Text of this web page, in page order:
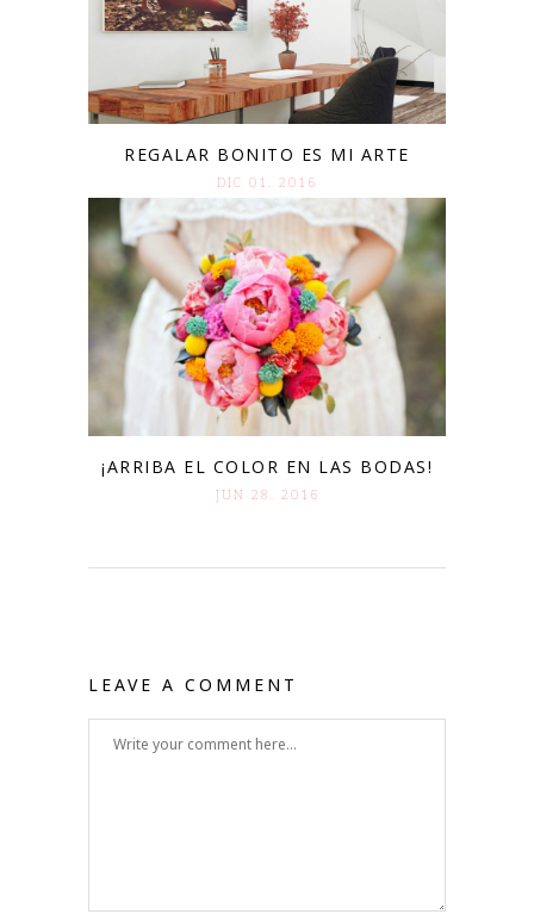
REGALAR BONITO ES MI ARTE
DIC 01. 2016
¡ARRIBA EL COLOR EN LAS BODAS!
JUN 28. 2016
LEAVE A COMMENT